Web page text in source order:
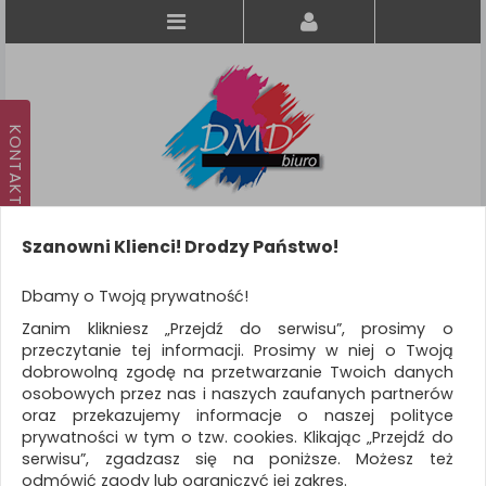
KATEGORIE
WSZYSTKIE KATEGORIE
FILTRY
Więcej
Szanowni Klienci! Drodzy Państwo!
Dbamy o Twoją prywatność!
Zanim klikniesz „Przejdź do serwisu”, prosimy o
przeczytanie tej informacji. Prosimy w niej o Twoją
dobrowolną zgodę na przetwarzanie Twoich danych
osobowych przez nas i naszych zaufanych partnerów
oraz przekazujemy informacje o naszej polityce
prywatności w tym o tzw. cookies. Klikając „Przejdź do
serwisu”, zgadzasz się na poniższe. Możesz też
odmówić zgody lub ograniczyć jej zakres.